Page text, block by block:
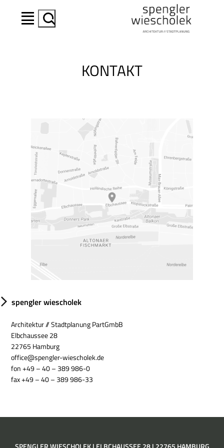
Suchen
KONTAKT
spengler wiescholek
Architektur // Stadtplanung PartGmbB
Elbchaussee 28
22765 Hamburg
office@spengler-wiescholek.de
fon+49 – 40 – 389 986-0
fax +49 – 40 – 389 986-33